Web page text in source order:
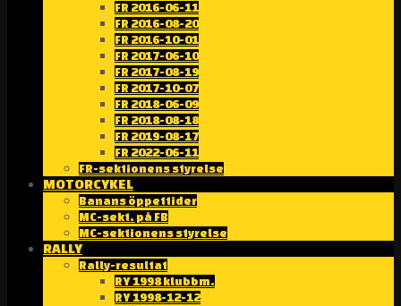
FR 2016-06-11
FR 2016-08-20
FR 2016-10-01
FR 2017-06-10
FR 2017-08-19
FR 2017-10-07
FR 2018-06-09
FR 2018-08-18
FR 2019-08-17
FR 2022-06-11
FR-sektionens styrelse
MOTORCYKEL
Banans öppettider
MC-sekt. på FB
MC-sektionens styrelse
RALLY
Rally-resultat
RY 1998 klubbm.
RY 1998-12-12